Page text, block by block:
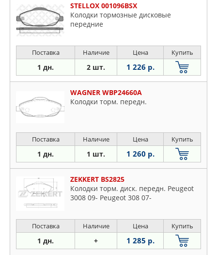
STELLOX 001096BSX
Колодки тормозные дисковые
передние
Поставка Наличие Цена Купить
1 дн. 2 шт. 1 226 р.
WAGNER WBP24660A
Колодки торм. передн.
Поставка Наличие Цена Купить
1 дн. 1 шт. 1 260 р.
ZEKKERT BS2825
Колодки торм. диск. передн. Peugeot
3008 09- Peugeot 308 07-
Поставка Наличие Цена Купить
1 дн. + 1 285 р.